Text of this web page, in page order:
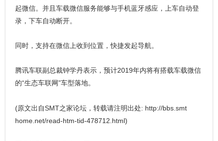
起微信。并且车载微信服务能够与手机蓝牙感应，上车自动登
录，下车自动断开。
同时，支持在微信上收到位置，快捷发起导航。
腾讯车联副总裁钟学丹表示，预计2019年内将有搭载车载微信
的“生态车联网”车型落地。
(原文出自SMT之家论坛，转载请注明出处: http://bbs. smt
home.net/read-htm-tid-478712.html)